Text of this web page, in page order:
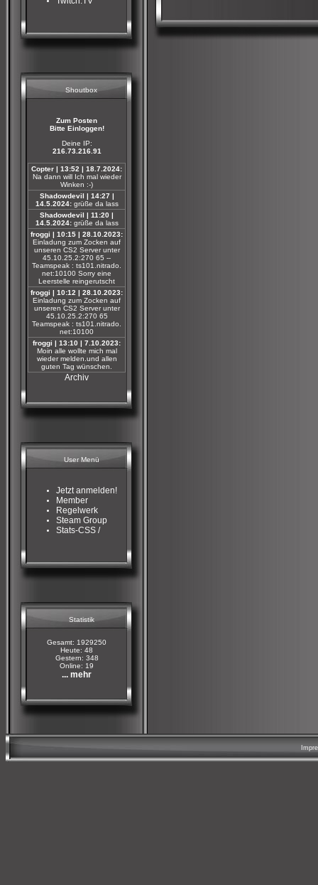
Shoutbox
Zum Posten
Bitte Einloggen!
Deine IP:
216.73.216.91
Copter | 13:52 | 18.7.2024:
Na dann will Ich mal wieder
Winken :-)
Shadowdevil | 14:27 |
14.5.2024:grüße da lass
Shadowdevil | 11:20 |
14.5.2024:grüße da lass
froggi | 10:15 | 28.10.2023:
Einladung zum Zocken auf
unseren CS2 Server unter
45.10.25.2:270 65 --
Teamspeak : ts101.nitrado.
net:10100 Sorry eine
Leerstelle reingerutscht
froggi | 10:12 | 28.10.2023:
Einladung zum Zocken auf
unseren CS2 Server unter
45.10.25.2:270 65
Teamspeak : ts101.nitrado.
net:10100
froggi | 13:10 | 7.10.2023:
Moin alle wollte mich mal
wieder melden.und allen
guten Tag wünschen.
Archiv
User Menü
Jetzt anmelden!
Member
Regelwerk
Steam Group
Stats-CSS /
Statistik
Gesamt: 1929250
Heute: 48
Gestern: 348
Online: 19
... mehr